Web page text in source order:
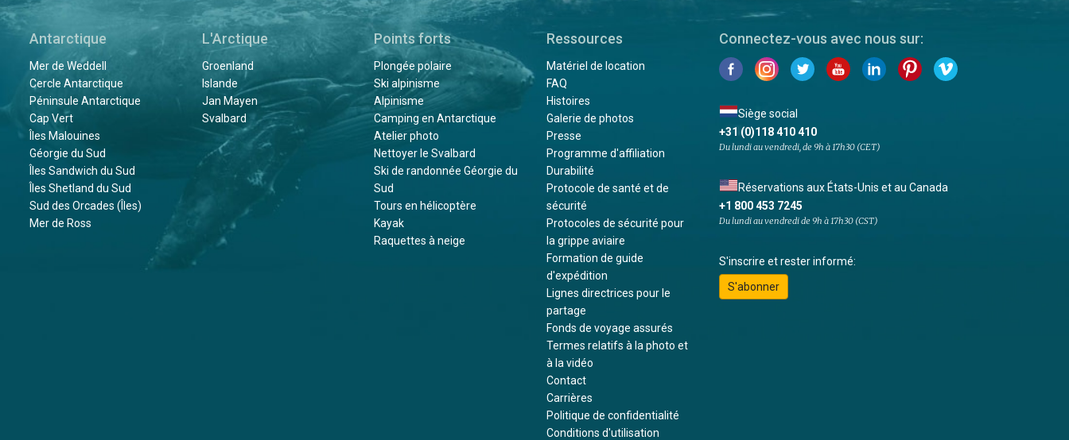
Antarctique
Mer de Weddell
Cercle Antarctique
Péninsule Antarctique
Cap Vert
Îles Malouines
Géorgie du Sud
Îles Sandwich du Sud
Îles Shetland du Sud
Sud des Orcades (Îles)
Mer de Ross
L'Arctique
Groenland
Islande
Jan Mayen
Svalbard
Points forts
Plongée polaire
Ski alpinisme
Alpinisme
Camping en Antarctique
Atelier photo
Nettoyer le Svalbard
Ski de randonnée Géorgie du
Sud
Tours en hélicoptère
Kayak
Raquettes à neige
Ressources
Matériel de location
FAQ
Histoires
Galerie de photos
Presse
Programme d'affiliation
Durabilité
Protocole de santé et de
sécurité
Protocoles de sécurité pour
la grippe aviaire
Formation de guide
d'expédition
Lignes directrices pour le
partage
Fonds de voyage assurés
Termes relatifs à la photo et
à la vidéo
Contact
Carrières
Politique de confidentialité
Conditions d'utilisation
Connectez-vous avec nous sur:
Siège social
+31 (0)118 410 410
Du lundi au vendredi, de 9h à 17h30 (CET)
Réservations aux États-Unis et au Canada
+1 800 453 7245
Du lundi au vendredi de 9h à 17h30 (CST)
S'inscrire et rester informé:
S'abonner